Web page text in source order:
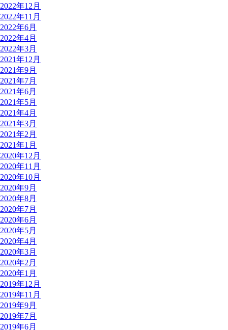
2022年12月
2022年11月
2022年6月
2022年4月
2022年3月
2021年12月
2021年9月
2021年7月
2021年6月
2021年5月
2021年4月
2021年3月
2021年2月
2021年1月
2020年12月
2020年11月
2020年10月
2020年9月
2020年8月
2020年7月
2020年6月
2020年5月
2020年4月
2020年3月
2020年2月
2020年1月
2019年12月
2019年11月
2019年9月
2019年7月
2019年6月